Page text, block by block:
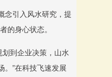
念引入风水研究，提
的身心状态。
到企业决策，山水
。”在科技飞速发展